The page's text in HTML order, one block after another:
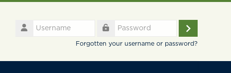
Username
Log
Forgotten your username or password?